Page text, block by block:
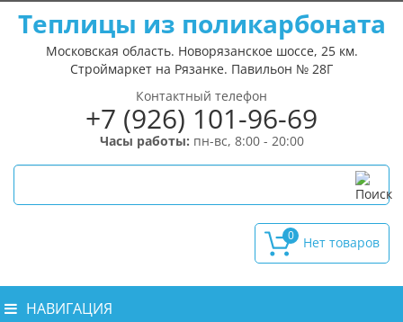
Теплицы из поликарбоната
Московская область. Новорязанское шоссе, 25 км.
Строймаркет на Рязанке. Павильон № 28Г
Контактный телефон
+7 (926) 101-96-69
Часы работы: пн-вс, 8:00 - 20:00
0
НАВИГАЦИЯ